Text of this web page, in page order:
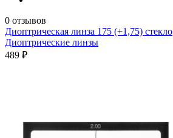
0 отзывов
Диоптрическая линза 175 (+1,75) стекло
Диоптрические линзы
489 ₽